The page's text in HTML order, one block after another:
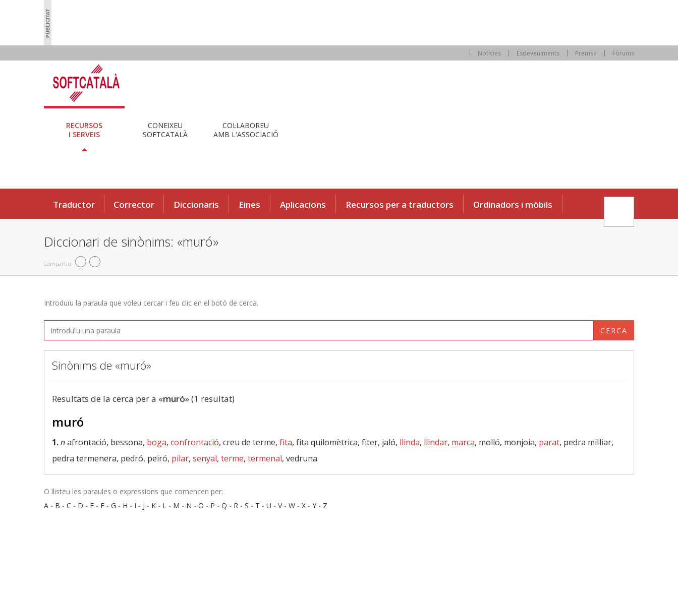
Notícies Esdeveniments Premsa Fòrums
RECURSOS
I SERVEIS
CONEIXEU
SOFTCATALÀ
COL·LABOREU
AMB L'ASSOCIACIÓ
Traductor Corrector Diccionaris Eines Aplicacions Recursos per a traductors Ordinadors i mòbils
Diccionari de sinònims: «muró»
Compartiu
Introduïu la paraula que voleu cercar i feu clic en el botó de cerca.
CERCA
Sinònims de «muró»
Resultats de la cerca per a «muró» (1 resultat)
muró
1.nafrontació, bessona, boga, confrontació, creu de terme, fita, fita quilomètrica, fiter, jaló, llinda, llindar, marca, molló, monjoia, parat, pedra mil·liar,
pedra termenera, pedró, peiró, pilar, senyal, terme, termenal, vedruna
O llisteu les paraules o expressions que comencen per:
A - B - C - D - E - F - G - H - I - J - K - L - M - N - O - P - Q - R - S - T - U - V- W - X - Y - Z